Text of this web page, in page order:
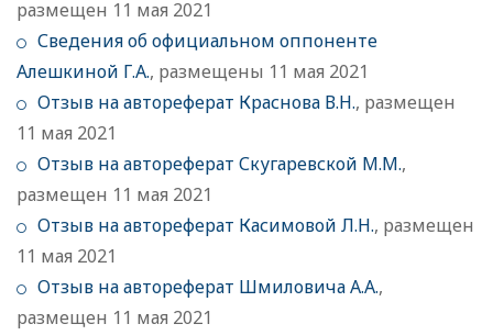
размещен 11 мая 2021
Сведения об официальном оппоненте
Алешкиной Г.А., размещены 11 мая 2021
Отзыв на автореферат Краснова В.Н., размещен
11 мая 2021
Отзыв на автореферат Скугаревской М.М.,
размещен 11 мая 2021
Отзыв на автореферат Касимовой Л.Н., размещен
11 мая 2021
Отзыв на автореферат Шмиловича А.А.,
размещен 11 мая 2021